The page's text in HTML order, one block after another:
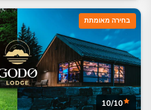
בחירה מאומתת
10/10